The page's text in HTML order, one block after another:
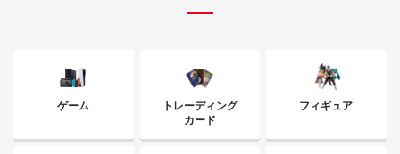
ゲーム
トレーディング
カード
フィギュア